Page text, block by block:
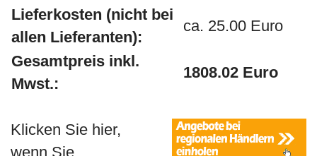
Lieferkosten (nicht bei
allen Lieferanten):
ca. 25.00 Euro
Gesamtpreis inkl.
Mwst.:
1808.02 Euro
Klicken Sie hier,
wenn Sie